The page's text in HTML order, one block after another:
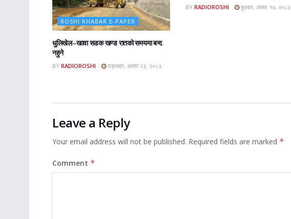
ROSHI KHABAR E-PAPER
धुलिखेल–खावा सडक खण्ड रातको समयमा बन्द
नहुने
BY RADIOROSHI मङ्लबार, असार २३, २०८३
BY RADIOROSHI बुधबार, असार १७, २०८३
Leave a Reply
Your email address will not be published. Required fields are marked *
Comment *